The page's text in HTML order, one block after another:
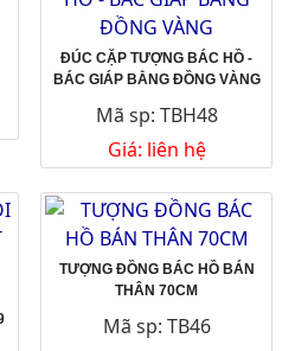
ĐÚC CẶP TƯỢNG BÁC HỒ -
BÁC GIÁP BẰNG ĐỒNG VÀNG
Mã sp: TBH48
Giá: liên hệ
TƯỢNG ĐỒNG BÁC HỒ BÁN
THÂN 70CM
Mã sp: TB46